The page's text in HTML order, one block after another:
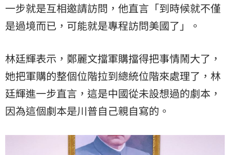
一步就是互相邀請訪問，他直言「到時候就不僅
是過境而已，可能就是專程訪問美國了」。
林廷輝表示，鄭麗文擋軍購擋得把事情鬧大了，
她把軍購的整個位階拉到總統位階來處理了，林
廷輝進一步直言，這是中國從未設想過的劇本，
因為這個劇本是川普自己親自寫的。